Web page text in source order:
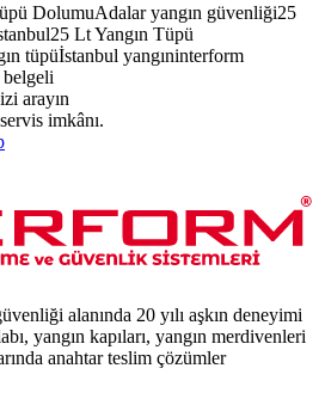
DolumuAdalar yangın güvenliği25
25 Lt Yangın Tüpü
tüpüİstanbul yangıninterform
arayın
imkânı.
alanında 20 yılı aşkın deneyimi
yangın kapıları, yangın merdivenleri
anahtar teslim çözümler